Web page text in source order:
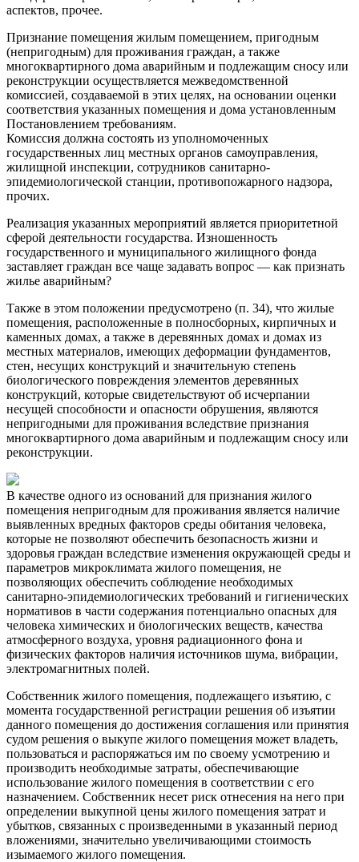
аспектов, прочее.
Признание помещения жилым помещением, пригодным
(непригодным) для проживания граждан, а также
многоквартирного дома аварийным и подлежащим сносу или
реконструкции осуществляется межведомственной
комиссией, создаваемой в этих целях, на основании оценки
соответствия указанных помещения и дома установленным
Постановлением требованиям.
Комиссия должна состоять из уполномоченных
государственных лиц местных органов самоуправления,
жилищной инспекции, сотрудников санитарно-
эпидемиологической станции, противопожарного надзора,
прочих.
Реализация указанных мероприятий является приоритетной
сферой деятельности государства. Изношенность
государственного и муниципального жилищного фонда
заставляет граждан все чаще задавать вопрос — как признать
жилье аварийным?
Также в этом положении предусмотрено (п. 34), что жилые
помещения, расположенные в полносборных, кирпичных и
каменных домах, а также в деревянных домах и домах из
местных материалов, имеющих деформации фундаментов,
стен, несущих конструкций и значительную степень
биологического повреждения элементов деревянных
конструкций, которые свидетельствуют об исчерпании
несущей способности и опасности обрушения, являются
непригодными для проживания вследствие признания
многоквартирного дома аварийным и подлежащим сносу или
реконструкции.
В качестве одного из оснований для признания жилого
помещения непригодным для проживания является наличие
выявленных вредных факторов среды обитания человека,
которые не позволяют обеспечить безопасность жизни и
здоровья граждан вследствие изменения окружающей среды и
параметров микроклимата жилого помещения, не
позволяющих обеспечить соблюдение необходимых
санитарно-эпидемиологических требований и гигиенических
нормативов в части содержания потенциально опасных для
человека химических и биологических веществ, качества
атмосферного воздуха, уровня радиационного фона и
физических факторов наличия источников шума, вибрации,
электромагнитных полей.
Собственник жилого помещения, подлежащего изъятию, с
момента государственной регистрации решения об изъятии
данного помещения до достижения соглашения или принятия
судом решения о выкупе жилого помещения может владеть,
пользоваться и распоряжаться им по своему усмотрению и
производить необходимые затраты, обеспечивающие
использование жилого помещения в соответствии с его
назначением. Собственник несет риск отнесения на него при
определении выкупной цены жилого помещения затрат и
убытков, связанных с произведенными в указанный период
вложениями, значительно увеличивающими стоимость
изымаемого жилого помещения.